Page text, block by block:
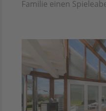
Familie einen